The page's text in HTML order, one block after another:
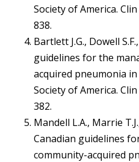
Society of America.
838.
Bartlett J.G., Dowell
guidelines for the
acquired pneumonia
Society of America.
382.
Mandell L.A., Marrie
Canadian guidelines
community-acquired